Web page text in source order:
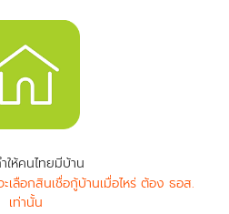
ให้คนไทยมีบ้าน
เลือกสินเชื่อกู้บ้านเมื่อไหร่ ต้อง ธอส.
เท่านั้น